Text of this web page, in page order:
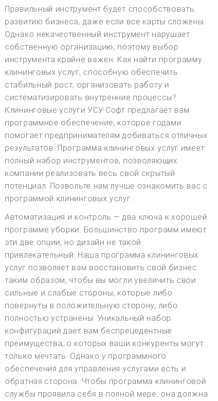
Правильный инструмент будет способствовать
развитию бизнеса, даже если все карты сложены.
Однако некачественный инструмент нарушает
собственную организацию, поэтому выбор
инструмента крайне важен. Как найти программу
клининговых услуг, способную обеспечить
стабильный рост, организовать работу и
систематизировать внутренние процессы?
Клининговые услуги УСУ-Софт предлагает вам
программное обеспечение, которое годами
помогает предпринимателям добиваться отличных
результатов. Программа клининговых услуг имеет
полный набор инструментов, позволяющих
компании реализовать весь свой скрытый
потенциал. Позвольте нам лучше ознакомить вас с
программой клининговых услуг.
Автоматизация и контроль — два ключа к хорошей
программе уборки. Большинство программ имеют
эти две опции, но дизайн не такой
привлекательный. Наша программа клининговых
услуг позволяет вам восстановить свой бизнес
таким образом, чтобы вы могли увеличить свои
сильные и слабые стороны, которые либо
повернуты в положительную сторону, либо
полностью устранены. Уникальный набор
конфигураций дает вам беспрецедентные
преимущества, о которых ваши конкуренты могут
только мечтать. Однако у программного
обеспечения для управления услугами есть и
обратная сторона. Чтобы программа клининговой
службы проявила себя в полной мере, она должна